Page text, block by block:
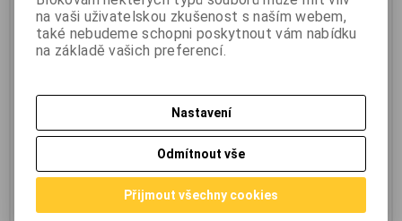
zdroj 24V na DIN
Katalogové číslo:t_04220249
Skladem:1 ks
EAN:0715114061
zdroj 24V
Výrobce:
Katalogové číslo:
1_NABMKR1040
Záruka (měsíců):
Termín dodání (dny):skladem
Skladem:1 ks
na vaši uživatelskou zkušenost s naším webem,
také nebudeme schopni poskytnout vám nabídku
na základě vašich preferencí.
Nastavení
Odmítnout vše
Přijmout všechny cookies